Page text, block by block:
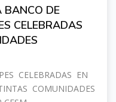
BANCO DE
CELEBRADAS
CELEBRADAS EN
COMUNIDADES